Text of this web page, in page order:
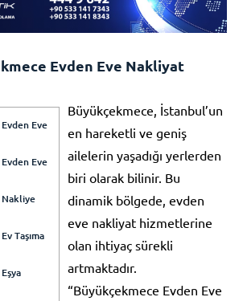
Evden Eve Nakliyat
Eve
Eve
Taşıma
Büyükçekmece, İstanbul’un
en hareketli ve geniş
ailelerin yaşadığı yerlerden
biri olarak bilinir. Bu
dinamik bölgede, evden
eve nakliyat hizmetlerine
olan ihtiyaç sürekli
artmaktadır.
“Büyükçekmece Evden Eve